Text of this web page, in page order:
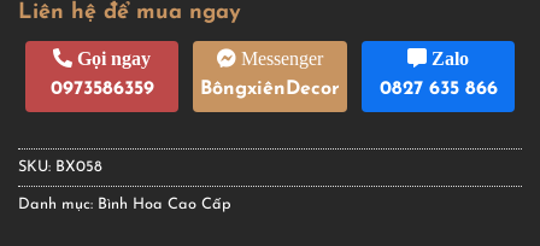
Liên hệ để mua ngay
Gọi ngay
0973586359
Messenger
BôngxiênDecor
Zalo
0827 635 866
SKU: BX058
Danh mục: Bình Hoa Cao Cấp